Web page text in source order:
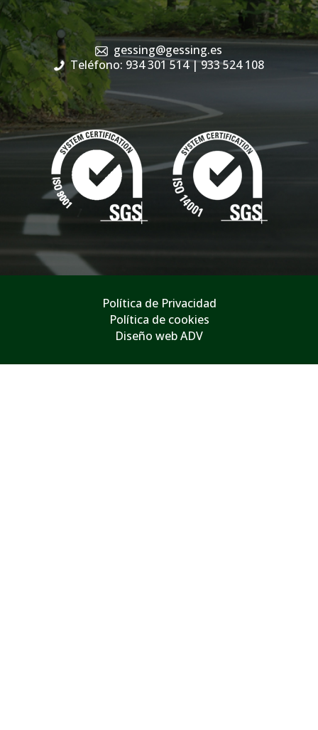
gessing@gessing.es
Teléfono: 934 301 514| 933 524 108
Política de Privacidad
Política de cookies
Diseño web ADV